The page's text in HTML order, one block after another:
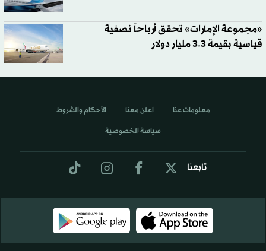
«مجموعة الإمارات» تحقق أرباحاً نصفية
قياسية بقيمة 3.3 مليار دولار
تابعنا
معلومات عنا اعلن معنا الأحكام والشروط
سياسة الخصوصية